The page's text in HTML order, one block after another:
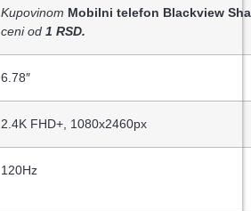
Kupovinom Mobilni telefon Blackview
ceni od 1 RSD.
6.78″
2.4K FHD+, 1080x2460px
120Hz